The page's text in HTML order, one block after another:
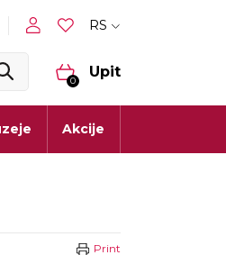
RS
0
Upit
Akcije
Print